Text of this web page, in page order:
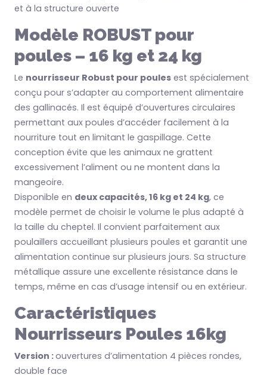
et à la structure ouverte
Modèle ROBUST pour
poules – 16 kg et 24 kg
Le nourrisseur Robust pour poules est spécialement
conçu pour s’adapter au comportement alimentaire
des gallinacés. Il est équipé d’ouvertures circulaires
permettant aux poules d’accéder facilement à la
nourriture tout en limitant le gaspillage. Cette
conception évite que les animaux ne grattent
excessivement l’aliment ou ne montent dans la
mangeoire.
Disponible en deux capacités, 16 kg et 24 kg, ce
modèle permet de choisir le volume le plus adapté à
la taille du cheptel. Il convient parfaitement aux
poulaillers accueillant plusieurs poules et garantit une
alimentation continue sur plusieurs jours. Sa structure
métallique assure une excellente résistance dans le
temps, même en cas d’usage intensif ou en extérieur.
Caractéristiques
Nourrisseurs Poules 16kg
Version :ouvertures d’alimentation 4 pièces rondes,
double face